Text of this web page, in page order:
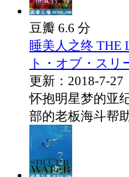
豆瓣 6.6 分
睡美人之终 THE
ト・オブ・スリ
更新：2018-7-27
怀抱明星梦的亚
部的老板海斗帮